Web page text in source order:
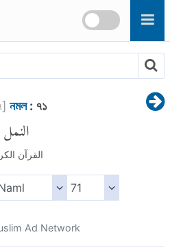
] নমল: ৭১
النمل
القرآن
Ad Network